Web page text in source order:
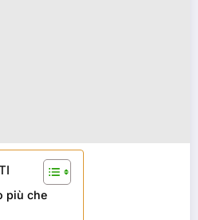
più che